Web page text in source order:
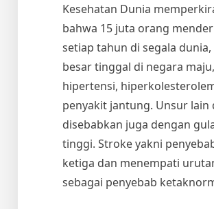
Kesehatan Dunia
bahwa 15 juta orang
setiap tahun di segala dunia,
besar tinggal di negara
hipertensi,
penyakit jantung. Unsur lain
disebabkan juga dengan
tinggi. Stroke yakni
ketiga dan menempati
sebagai penyebab